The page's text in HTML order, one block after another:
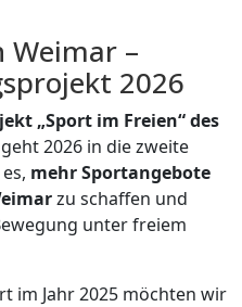
Weimar –
2026
„Sport im Freien“ des
geht 2026 in die zweite
mehr Sportangebote
zu schaffen und
unter freiem
im Jahr 2025 möchten wir